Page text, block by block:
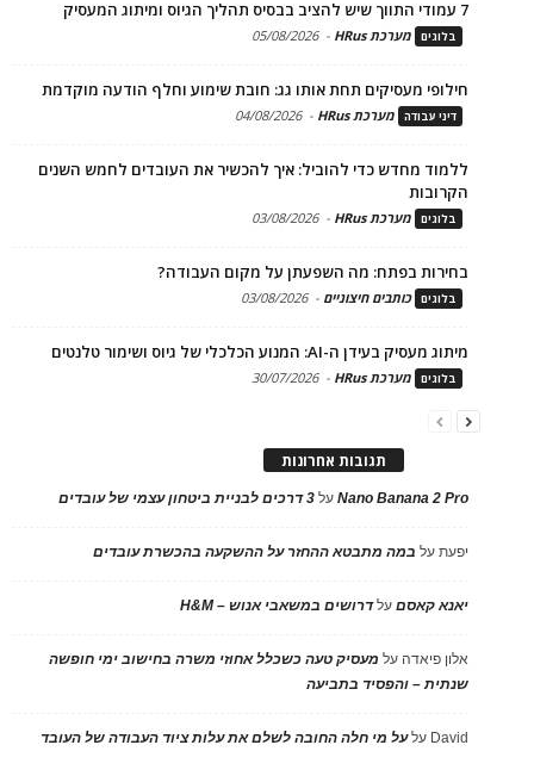
7 עמודי התווך שיש להציב בבסיס תהליך הגיוס ומיתוג המעסיק
בלוגים מערכת HRus -
05/08/2026
חילופי מעסיקים תחת אותו גג: חובת שימוע וחלף הודעה מוקדמת
דיני עבודה מערכת HRus -
04/08/2026
ללמוד מחדש כדי להוביל: איך להכשיר את העובדים לחמש השנים
הקרובות
בלוגים מערכת HRus -
03/08/2026
בחירות בפתח: מה השפעתן על מקום העבודה?
בלוגים כותבים חיצוניים -
03/08/2026
מיתוג מעסיק בעידן ה-AI: המנוע הכלכלי של גיוס ושימור טלנטים
בלוגים מערכת HRus -
30/07/2026
תגובות אחרונות
Nano Banana 2 Proעל 3 דרכים לבניית ביטחון עצמי של עובדים
יפעתעל במה מתבטא ההחזר על ההשקעה בהכשרת עובדים
יאנא קאסםעלדרושים במשאבי אנוש – H&M
אלון פיאדה על מעסיק טעה כשכלל אחוזי משרה בחישוב ימי חופשה
שנתית – והפסיד בתביעה
David עלעל מי חלה החובה לשלם את עלות ציוד העבודה של העובד